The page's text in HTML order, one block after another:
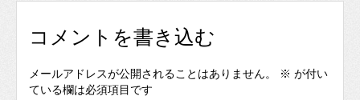
コメントを書き込む
メールアドレスが公開されることはありません。 ※ が付い
ている欄は必須項目です